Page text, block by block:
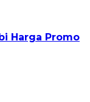
Harga Promo